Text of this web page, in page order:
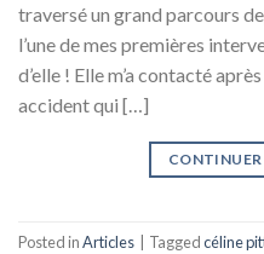
traversé un grand parcours
l’une de mes premières
d’elle ! Elle m’a contacté
accident qui […]
CONTINUER
Posted inArticles Taggedcéline